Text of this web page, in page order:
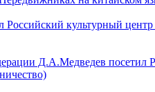
культурный
Д.А.Медведев посетил